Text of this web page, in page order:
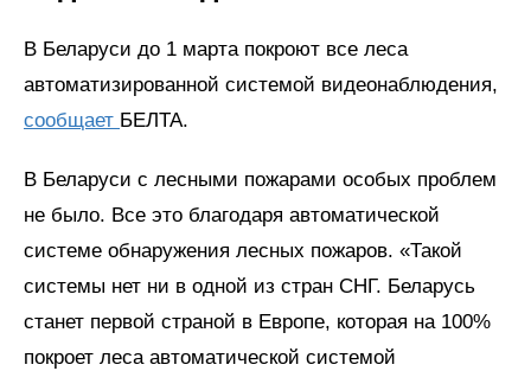
В Беларуси до 1 марта покроют все леса
автоматизированной системой видеонаблюдения,
сообщает БЕЛТА.
В Беларуси с лесными пожарами особых проблем
не было. Все это благодаря автоматической
системе обнаружения лесных пожаров. «Такой
системы нет ни в одной из стран СНГ. Беларусь
станет первой страной в Европе, которая на 100%
покроет леса автоматической системой